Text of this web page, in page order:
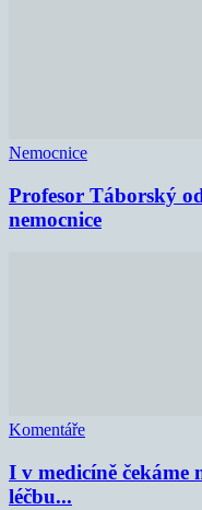
Nemocnice
Profesor Táborský
nemocnice
Komentáře
I v medicíně
léčbu...